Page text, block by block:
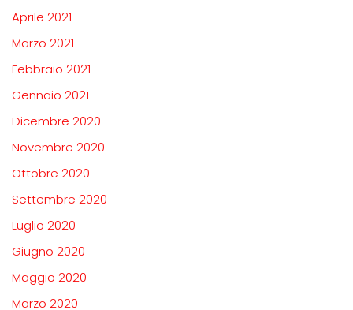
Aprile 2021
Marzo 2021
Febbraio 2021
Gennaio 2021
Dicembre 2020
Novembre 2020
Ottobre 2020
Settembre 2020
Luglio 2020
Giugno 2020
Maggio 2020
Marzo 2020